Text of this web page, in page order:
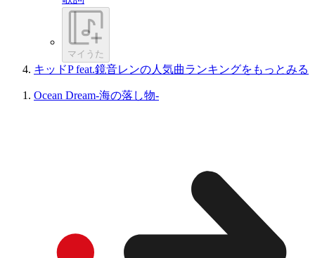
マイうた
キッドP feat.鏡音レンの人気曲ランキングをもっとみる
Ocean Dream-海の落し物-